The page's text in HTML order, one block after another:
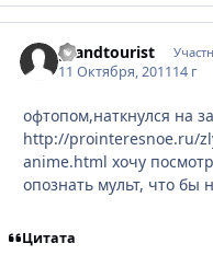
grandtourist
11 Октября, 201114 г
офтопом,наткнулся на
http://prointeresnoe.ru/
anime.html хочу
опознать мульт, что бы
Цитата